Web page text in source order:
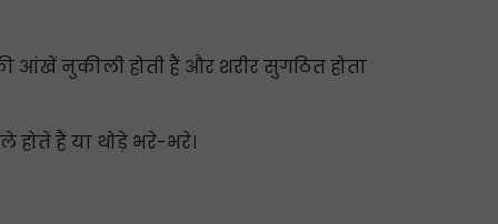
आंखें नुकीली होती हैं और शरीर सुगठित होता
हैं या थोड़े भरे-भरे।